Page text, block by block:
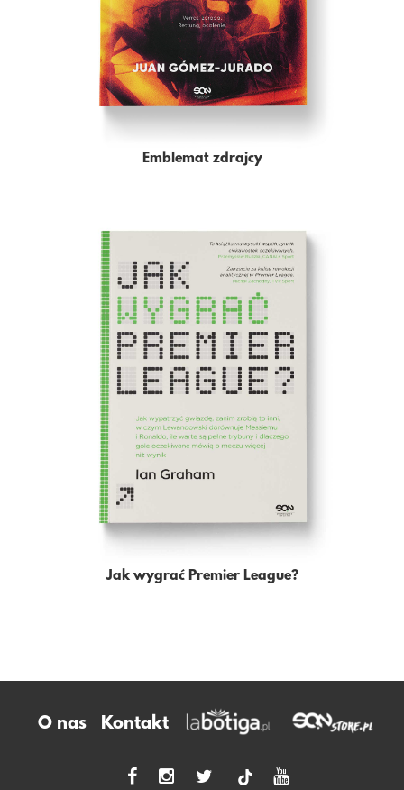
Emblemat zdrajcy
Jak wygrać Premier League?
O nas Kontakt
tiktok